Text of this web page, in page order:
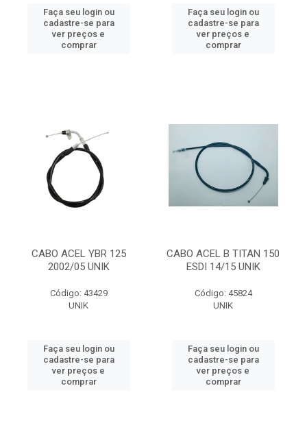
Faça seu login ou
cadastre-se para
ver preços e
comprar
Faça seu login ou
cadastre-se para
ver preços e
comprar
CABO ACEL YBR 125
2002/05 UNIK
Código: 43429
UNIK
Faça seu login ou
cadastre-se para
ver preços e
comprar
CABO ACEL B TITAN 150
ESDI 14/15 UNIK
Código: 45824
UNIK
Faça seu login ou
cadastre-se para
ver preços e
comprar